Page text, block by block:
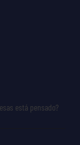
está pensado?